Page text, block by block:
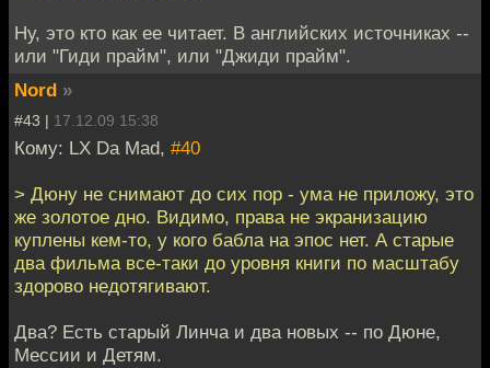
Ну, это кто как ее читает. В английских источниках --
или "Гиди прайм", или "Джиди прайм".
Nord »
#43 | 17.12.09 15:38
Кому: LX Da Mad, #40
> Дюну не снимают до сих пор - ума не приложу, это
же золотое дно. Видимо, права не экранизацию
куплены кем-то, у кого бабла на эпос нет. А старые
два фильма все-таки до уровня книги по масштабу
здорово недотягивают.
Два? Есть старый Линча и два новых -- по Дюне,
Мессии и Детям.